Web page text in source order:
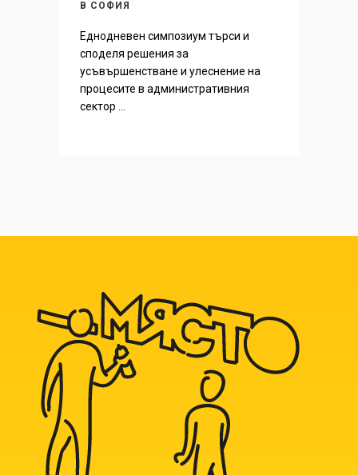
В СОФИЯ
Еднодневен симпозиум търси и
споделя решения за
усъвършенстване и улеснение на
процесите в административния
сектор ...